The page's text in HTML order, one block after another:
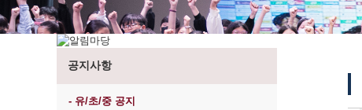
전경사진
공지사항
- 유/초/중 공지